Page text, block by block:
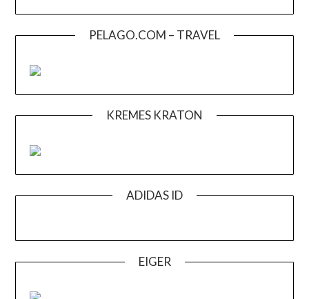
PELAGO.COM – TRAVEL
KREMES KRATON
ADIDAS ID
EIGER